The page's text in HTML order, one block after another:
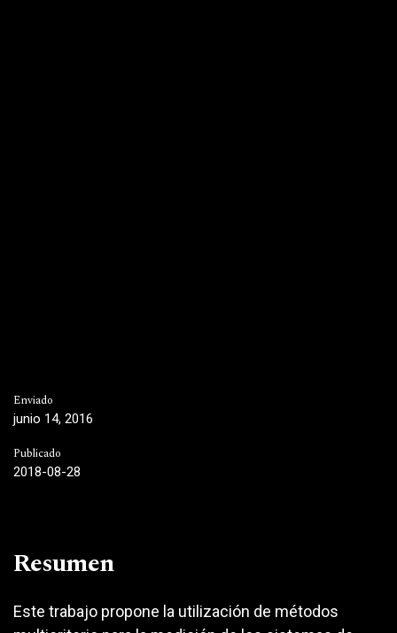
Enviado
junio 14, 2016
Publicado
2018-08-28
Resumen
Este trabajo propone la utilización de métodos